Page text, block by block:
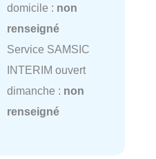
domicile : non
renseigné
Service SAMSIC
INTERIM ouvert
dimanche : non
renseigné